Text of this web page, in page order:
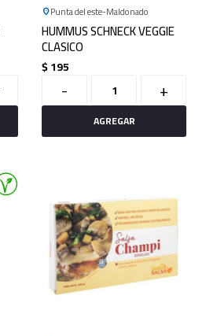
Punta del este Maldonado
HUMMUS SCHNECK VEGGIE
CLASICO
$195
- +